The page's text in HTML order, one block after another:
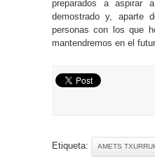
preparados a aspirar
demostrado y, aparte
personas con los que
mantendremos en el
Etiqueta: AMETS